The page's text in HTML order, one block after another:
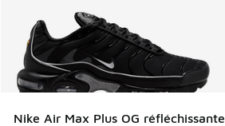
Nike Air Max Plus OG réfléchissante